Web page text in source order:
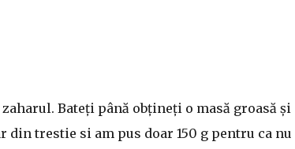
Bateți până obțineți o masă groasă și
trestie si am pus doar 150 g pentru ca nu